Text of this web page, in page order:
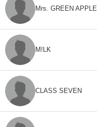
Mrs. GREEN APPLE
M!LK
CLASS SEVEN